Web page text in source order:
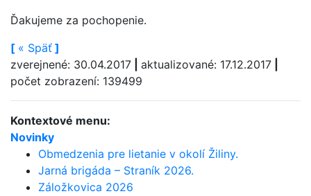
Ďakujeme za pochopenie.
[ « Späť ]
zverejnené: 30.04.2017
aktualizované: 17.12.2017
počet zobrazení: 139499
Kontextové menu:
Novinky
Obmedzenia pre lietanie v okolí Žiliny.
Jarná brigáda – Straník 2026.
Záložkovica 2026